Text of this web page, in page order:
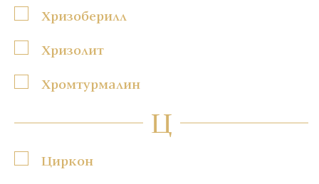
Хризоберилл
Хризолит
Хромтурмалин
Ц
Циркон